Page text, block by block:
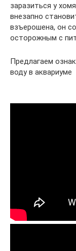
заразиться у
внезапно
взъерошена, он
осторожным с
Предлагаем
воду в аквариуме